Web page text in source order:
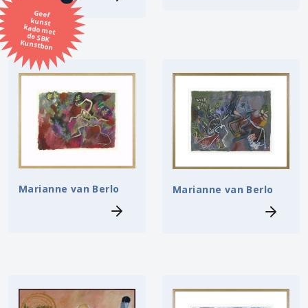
Geef
kunst
kado met
de SBK
Kunstbon
Techniek
Kunstenaar
Formaat
Orientatie
Marianne van Berlo Marianne van Berlo